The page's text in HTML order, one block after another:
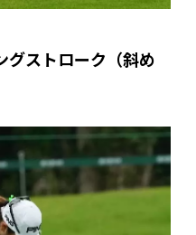
グストローク（斜め